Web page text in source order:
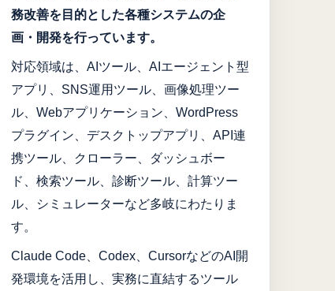
務改善を目的とした各種システムの企
画・開発を行っています。
対応領域は、AIツール、AIエージェント型
アプリ、SNS運用ツール、画像処理ツー
ル、Webアプリケーション、WordPress
プラグイン、デスクトップアプリ、API連
携ツール、クローラー、ダッシュボー
ド、検索ツール、診断ツール、計算ツー
ル、シミュレーターなど多岐にわたりま
す。
Claude Code、Codex、CursorなどのAI開
発環境を活用し、実務に直結するツール